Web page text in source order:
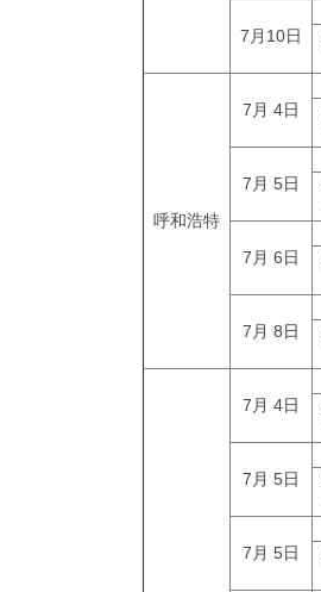
7月10日
呼和浩特
7月 4日
7月 5日
7月 6日
7月 8日
7月 4日
7月 5日
7月 5日